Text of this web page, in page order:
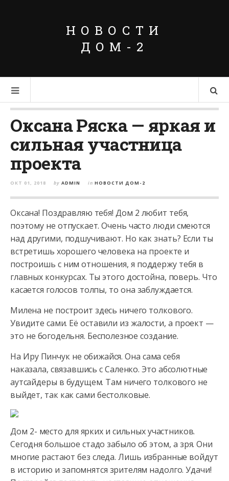
НОВОСТИ
ДОМ-2
Оксана Ряска — яркая и
сильная участница
проекта
ОКТ 01, 2018 by ADMIN in НОВОСТИ ДОМ-2
Оксана! Поздравляю тебя! Дом 2 любит тебя,
поэтому не отпускает. Очень часто люди смеются
над другими, подшучивают. Но как знать? Если ты
встретишь хорошего человека на проекте и
построишь с ним отношения, я поддержу тебя в
главных конкурсах. Ты этого достойна, поверь. Что
касается голосов толпы, то она заблуждается.
Милена не построит здесь ничего толкового.
Увидите сами. Её оставили из жалости, а проект —
это не богодельня. Бесполезное создание.
На Иру Пинчук не обижайся. Она сама себя
наказала, связавшись с Саленко. Это абсолютные
аутсайдеры в будущем. Там ничего толкового не
выйдет, так как сами бестолковые.
Дом 2- место для ярких и сильных участников.
Сегодня большое стадо забыло об этом, а зря. Они
многие растают без следа. Лишь избранные войдут
в историю и запомнятся зрителям надолго. Удачи!